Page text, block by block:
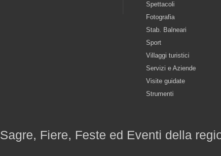
Spettacoli
Fotografia
Stab. Balneari
Sport
Villaggi turistici
Servizi e Aziende
Visite guidate
Strumenti
Sagre, Fiere, Feste ed Eventi della